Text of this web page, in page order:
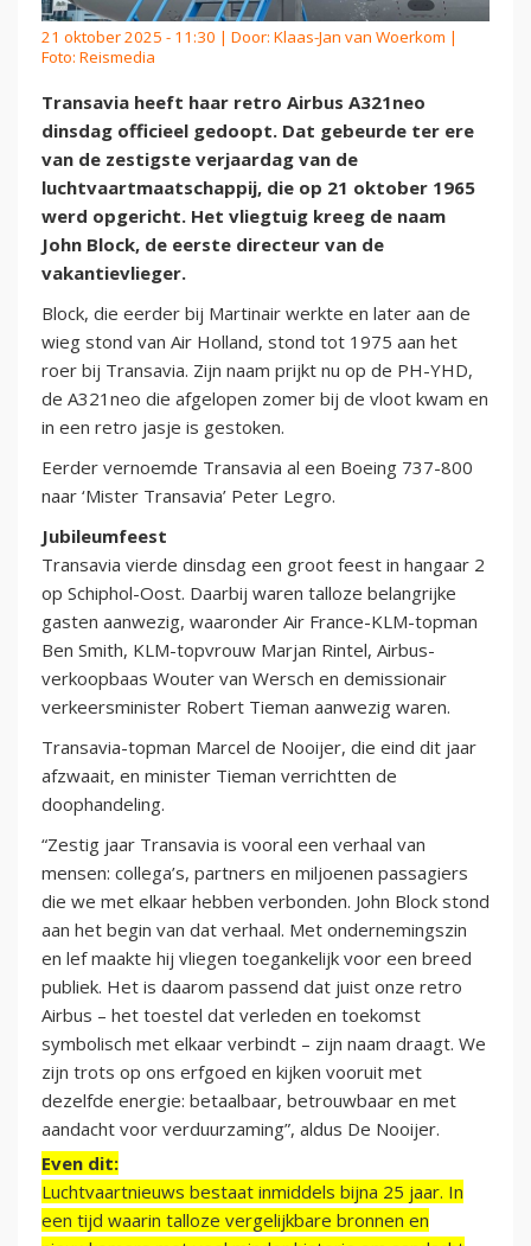
21 oktober 2025 - 11:30 | Door: Klaas-Jan van Woerkom |
Foto: Reismedia
Transavia heeft haar retro Airbus A321neo
dinsdag officieel gedoopt. Dat gebeurde ter ere
van de zestigste verjaardag van de
luchtvaartmaatschappij, die op 21 oktober 1965
werd opgericht. Het vliegtuig kreeg de naam
John Block, de eerste directeur van de
vakantievlieger.
Block, die eerder bij Martinair werkte en later aan de
wieg stond van Air Holland, stond tot 1975 aan het
roer bij Transavia. Zijn naam prijkt nu op de PH-YHD,
de A321neo die afgelopen zomer bij de vloot kwam en
in een retro jasje is gestoken.
Eerder vernoemde Transavia al een Boeing 737-800
naar ‘Mister Transavia’ Peter Legro.
Jubileumfeest
Transavia vierde dinsdag een groot feest in hangaar 2
op Schiphol-Oost. Daarbij waren talloze belangrijke
gasten aanwezig, waaronder Air France-KLM-topman
Ben Smith, KLM-topvrouw Marjan Rintel, Airbus-
verkoopbaas Wouter van Wersch en demissionair
verkeersminister Robert Tieman aanwezig waren.
Transavia-topman Marcel de Nooijer, die eind dit jaar
afzwaait, en minister Tieman verrichtten de
doophandeling.
“Zestig jaar Transavia is vooral een verhaal van
mensen: collega’s, partners en miljoenen passagiers
die we met elkaar hebben verbonden. John Block stond
aan het begin van dat verhaal. Met ondernemingszin
en lef maakte hij vliegen toegankelijk voor een breed
publiek. Het is daarom passend dat juist onze retro
Airbus – het toestel dat verleden en toekomst
symbolisch met elkaar verbindt – zijn naam draagt. We
zijn trots op ons erfgoed en kijken vooruit met
dezelfde energie: betaalbaar, betrouwbaar en met
aandacht voor verduurzaming”, aldus De Nooijer.
Even dit:
Luchtvaartnieuws bestaat inmiddels bijna 25 jaar. In
een tijd waarin talloze vergelijkbare bronnen en